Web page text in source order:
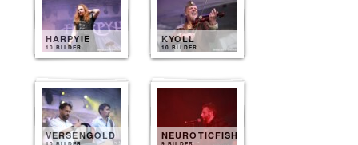
HARPYIE
10 BILDER
KYOLL
10 BILDER
VERSENGOLD NEUROTICFISH